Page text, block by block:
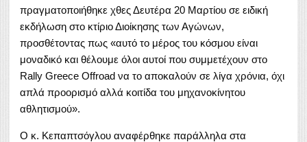
πραγματοποιήθηκε χθες Δευτέρα 20 Μαρτίου σε ειδική
εκδήλωση στο κτίριο Διοίκησης των Αγώνων,
προσθέτοντας πως «αυτό το μέρος του κόσμου είναι
μοναδικό και θέλουμε όλοι αυτοί που συμμετέχουν στο
Rally Greece Offroad να το αποκαλούν σε λίγα χρόνια, όχι
απλά προορισμό αλλά κοιτίδα του μηχανοκίνητου
αθλητισμού».
Ο κ. Κεπαπτσόγλου αναφέρθηκε παράλληλα στα